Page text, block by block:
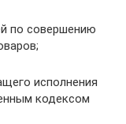
по совер­шению
исполнения
кодексом